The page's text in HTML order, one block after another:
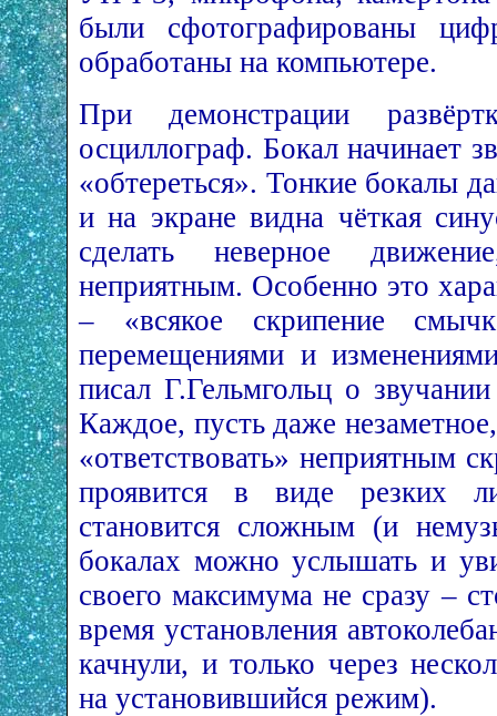
были сфотографированы
обработаны на компьютере.
При демонстрации
осциллограф. Бокал начинает
«обтереться». Тонкие бокалы
и на экране видна чёткая
сделать неверное
неприятным. Особенно это
– «всякое скрипение
перемещениями и
писал Г.Гельмгольц о
Каждое, пусть даже
«ответствовать» неприятным
проявится в виде резких
становится сложным (и
бокалах можно услышать и
своего максимума не сразу –
время установления
качнули, и только через
на установившийся режим).